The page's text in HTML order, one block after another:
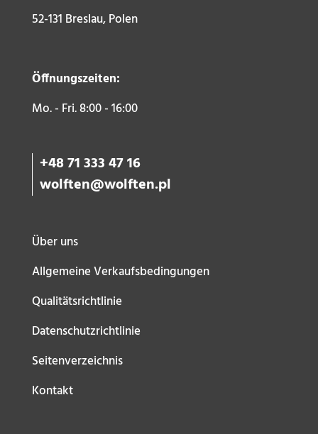
52-131 Breslau, Polen
Öffnungszeiten:
Mo. - Fri. 8:00 - 16:00
+48 71 333 47 16
wolften@wolften.pl
Über uns
Allgemeine Verkaufsbedingungen
Qualitätsrichtlinie
Datenschutzrichtlinie
Seitenverzeichnis
Kontakt